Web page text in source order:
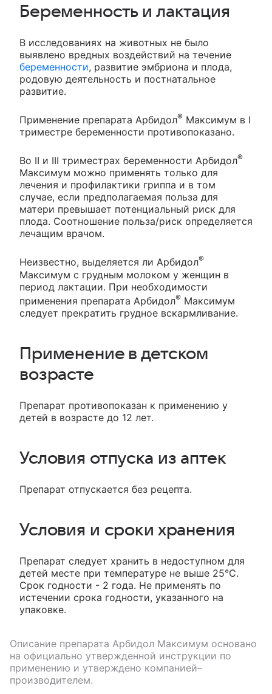
Беременность и лактация
В исследованиях на животных не было
выявлено вредных воздействий на течение
беременности, развитие эмбриона и плода,
родовую деятельность и постнатальное
развитие.
Применение препарата Арбидол® Максимум в I
триместре беременности противопоказано.
Во II и III триместрах беременности Арбидол®
Максимум можно применять только для
лечения и профилактики гриппа и в том
случае, если предполагаемая польза для
матери превышает потенциальный риск для
плода. Соотношение польза/риск определяется
лечащим врачом.
Неизвестно, выделяется ли Арбидол®
Максимум с грудным молоком у женщин в
период лактации. При необходимости
применения препарата Арбидол® Максимум
следует прекратить грудное вскармливание.
Применение в детском
возрасте
Препарат противопоказан к применению у
детей в возрасте до 12 лет.
Условия отпуска из аптек
Препарат отпускается без рецепта.
Условия и сроки хранения
Препарат следует хранить в недоступном для
детей месте при температуре не выше 25°С.
Срок годности - 2 года. Не применять по
истечении срока годности, указанного на
упаковке.
Описание препарата Арбидол Максимум основано
на официально утвержденной инструкции по
применению и утверждено компанией–
производителем.